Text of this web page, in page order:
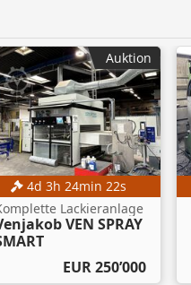
4d 3h 24min 20s
Lackieranlage
VEN SPRAY
EUR 250’000
Auktion